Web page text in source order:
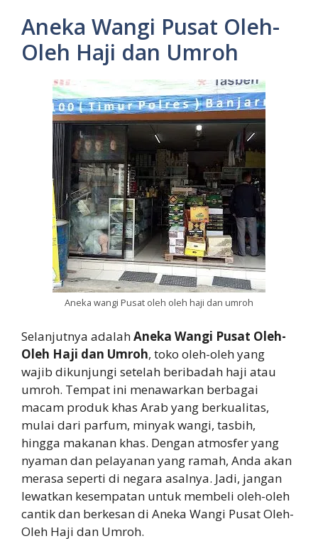
Aneka Wangi Pusat Oleh-
Oleh Haji dan Umroh
Aneka wangi Pusat oleh oleh haji dan umroh
Selanjutnya adalahAneka Wangi Pusat Oleh-
Oleh Haji dan Umroh, toko oleh-oleh yang
wajib dikunjungi setelah beribadah haji atau
umroh. Tempat ini menawarkan berbagai
macam produk khas Arab yang berkualitas,
mulai dari parfum, minyak wangi, tasbih,
hingga makanan khas. Dengan atmosfer yang
nyaman dan pelayanan yang ramah, Anda akan
merasa seperti di negara asalnya. Jadi, jangan
lewatkan kesempatan untuk membeli oleh-oleh
cantik dan berkesan di Aneka Wangi Pusat Oleh-
Oleh Haji dan Umroh.